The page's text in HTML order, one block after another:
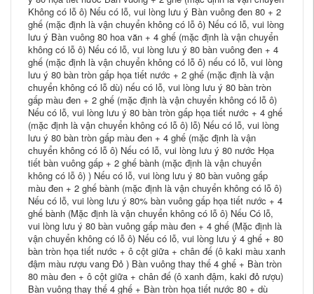
Không có lỗ ô) Nếu có lỗ, vui lòng lưu ý Bàn vuông đen 80 + 2
ghế (mặc định là vận chuyển không có lỗ ô) Nếu có lỗ, vui lòng
lưu ý Bàn vuông 80 hoa văn + 4 ghế (mặc định là vận chuyển
không có lỗ ô) Nếu có lỗ, vui lòng lưu ý 80 bàn vuông đen + 4
ghế (mặc định là vận chuyển không có lỗ ô) nếu có lỗ, vui lòng
lưu ý 80 bàn tròn gấp họa tiết nước + 2 ghế (mặc định là vận
chuyển không có lỗ dù) nếu có lỗ, vui lòng lưu ý 80 bàn tròn
gấp màu đen + 2 ghế (mặc định là vận chuyển không có lỗ ô)
Nếu có lỗ, vui lòng lưu ý 80 bàn tròn gấp họa tiết nước + 4 ghế
(mặc định là vận chuyển không có lỗ ô) lỗ) Nếu có lỗ, vui lòng
lưu ý 80 bàn tròn gấp màu đen + 4 ghế (mặc định là vận
chuyển không có lỗ ô) Nếu có lỗ, vui lòng lưu ý 80 nước Họa
tiết bàn vuông gấp + 2 ghế bành (mặc định là vận chuyển
không có lỗ ô) ) Nếu có lỗ, vui lòng lưu ý 80 bàn vuông gấp
màu đen + 2 ghế bành (mặc định là vận chuyển không có lỗ ô)
Nếu có lỗ, vui lòng lưu ý 80% bàn vuông gấp họa tiết nước + 4
ghế bành (Mặc định là vận chuyển không có lỗ ô) Nếu Có lỗ,
vui lòng lưu ý 80 bàn vuông gấp màu đen + 4 ghế (Mặc định là
vận chuyển không có lỗ ô) Nếu có lỗ, vui lòng lưu ý 4 ghế + 80
bàn tròn họa tiết nước + ô cột giữa + chân đế (ô kaki màu xanh
đậm màu rượu vang Đỏ ) Bàn vuông thay thế 4 ghế + Bàn tròn
80 màu đen + ô cột giữa + chân đế (ô xanh đậm, kaki đỏ rượu)
Bàn vuông thay thế 4 ghế + Bàn tròn họa tiết nước 80 + dù